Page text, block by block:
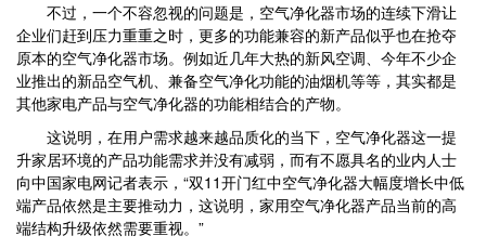
不过，一个不容忽视的问题是，空气净化器市场的连续下滑让
企业们赶到压力重重之时，更多的功能兼容的新产品似乎也在抢夺
原本的空气净化器市场。例如近几年大热的新风空调、今年不少企
业推出的新品空气机、兼备空气净化功能的油烟机等等，其实都是
其他家电产品与空气净化器的功能相结合的产物。
这说明，在用户需求越来越品质化的当下，空气净化器这一提
升家居环境的产品功能需求并没有减弱，而有不愿具名的业内人士
向中国家电网记者表示，“双11开门红中空气净化器大幅度增长中低
端产品依然是主要推动力，这说明，家用空气净化器产品当前的高
端结构升级依然需要重视。”